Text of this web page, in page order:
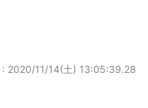
: 2020/11/14(土) 13:05:39.28